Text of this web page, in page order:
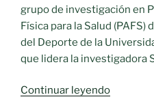
grupo de investigación en
Física para la Salud (PAFS)
del Deporte de la
que lidera la investigadora
Continuar leyendo«‘Pedalea